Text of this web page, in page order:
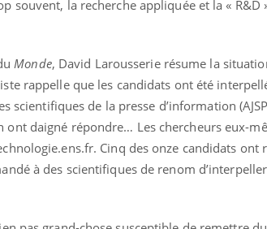
souvent, la recherche appliquée et la « R&D
Monde, David Larousserie résume la
rappelle que les candidats ont été
scientifiques de la presse d’information
ont daigné répondre… Les chercheurs eux-
Cinq des onze candidats ont
à des scientifiques de renom